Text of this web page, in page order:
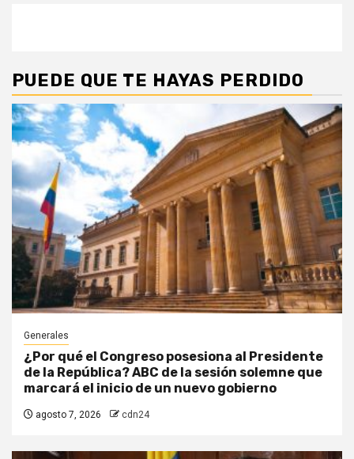
PUEDE QUE TE HAYAS PERDIDO
Generales
¿Por qué el Congreso posesiona al Presidente
de la República? ABC de la sesión solemne que
marcará el inicio de un nuevo gobierno
agosto 7, 2026 cdn24